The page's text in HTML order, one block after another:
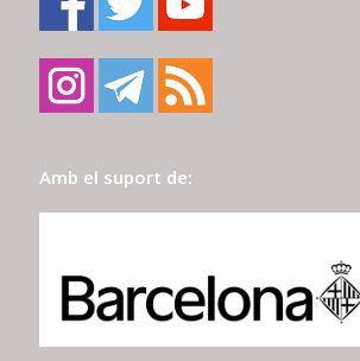
Amb el suport de: